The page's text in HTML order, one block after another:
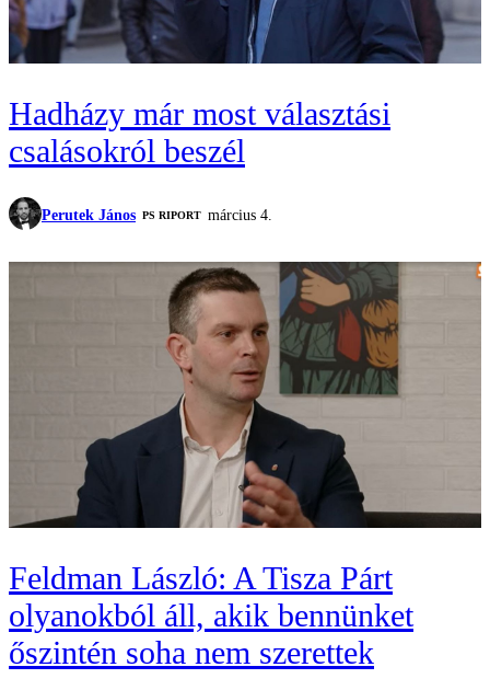
Hadházy már most választási
csalásokról beszél
Perutek János ‎PS RIPORT március 4.
Feldman László: A Tisza Párt
olyanokból áll, akik bennünket
őszintén soha nem szerettek